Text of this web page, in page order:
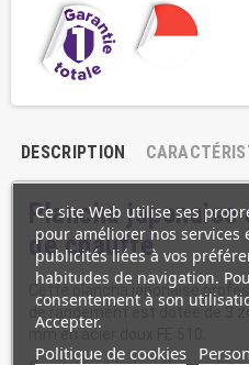
DESCRIPTION
Plancha japonaise
de chauffe
Cette plancha japonaise
de rangement est dotée de 3
mm en acier doux FE 510.
Ce site Web utilise ses
pour améliorer nos services
publicités liées à vos
habitudes de navigation.
consentement à son
Accepter.
Politique de cookies